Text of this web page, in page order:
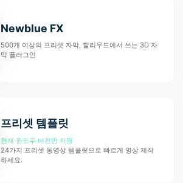
Newblue FX
500개 이상의 프리셋 자막, 할리우드에서 쓰는 3D 자
막 플러그인
프리셋 템플릿
현재 윈도우 버전만 지원
24가지 프리셋 동영상 템플릿으로 빠르게 영상 제작
하세요.